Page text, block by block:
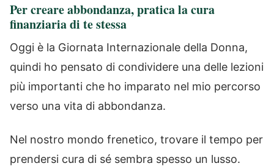
Per creare abbondanza, pratica la cura
finanziaria di te stessa
Oggi è la Giornata Internazionale della Donna,
quindi ho pensato di condividere una delle lezioni
più importanti che ho imparato nel mio percorso
verso una vita di abbondanza.
Nel nostro mondo frenetico, trovare il tempo per
prendersi cura di sé sembra spesso un lusso.